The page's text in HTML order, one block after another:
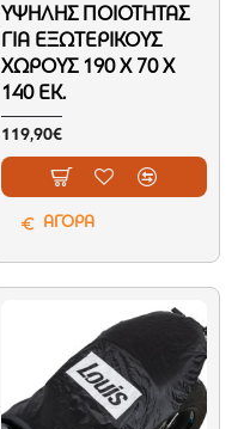
ΥΨΗΛΉΣ ΠΟΙΌΤΗΤΑΣ
ΓΙΑ ΕΞΩΤΕΡΙΚΟΎΣ
ΧΏΡΟΥΣ 190 X 70 X
140 ΕΚ.
119,90€
ΑΓΟΡΑ